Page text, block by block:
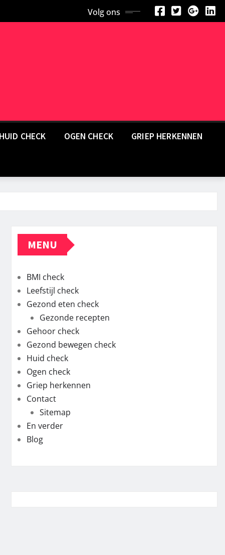
Volg ons
HUID CHECK OGEN CHECK GRIEP HERKENNEN
MENU
BMI check
Leefstijl check
Gezond eten check
Gezonde recepten
Gehoor check
Gezond bewegen check
Huid check
Ogen check
Griep herkennen
Contact
Sitemap
En verder
Blog